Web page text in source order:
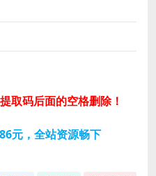
取码后面的空格删除！
元，全站资源畅下